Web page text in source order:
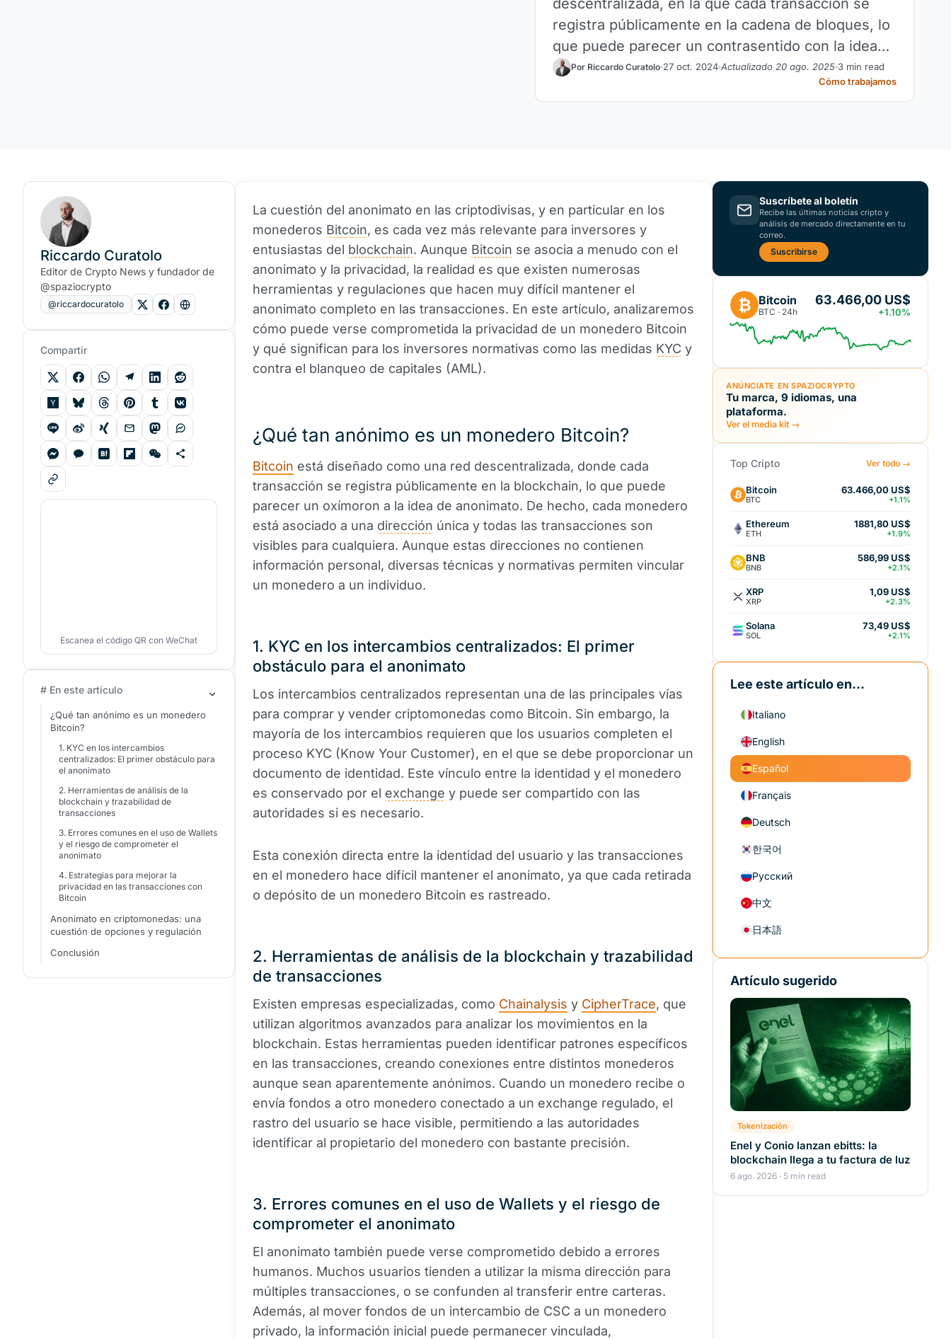
registra públicamente en la cadena de bloques, lo
que puede parecer un contrasentido con la idea
de anonimato.
Por Riccardo Curatolo 27 oct. 2024 Actualizado 20 ago. 2025 3 min read
Cómo trabajamos
La cuestión del anonimato en las criptodivisas, y en particular en los
monederos Bitcoin, es cada vez más relevante para inversores y
entusiastas del blockchain. Aunque Bitcoin se asocia a menudo con el
anonimato y la privacidad, la realidad es que existen numerosas
herramientas y regulaciones que hacen muy difícil mantener el
anonimato completo en las transacciones. En este artículo, analizaremos
cómo puede verse comprometida la privacidad de un monedero Bitcoin
y qué significan para los inversores normativas como las medidas KYC y
contra el blanqueo de capitales (AML).
¿Qué tan anónimo es un monedero Bitcoin?
Bitcoin está diseñado como una red descentralizada, donde cada
transacción se registra públicamente en la blockchain, lo que puede
parecer un oxímoron a la idea de anonimato. De hecho, cada monedero
está asociado a una dirección única y todas las transacciones son
visibles para cualquiera. Aunque estas direcciones no contienen
información personal, diversas técnicas y normativas permiten vincular
un monedero a un individuo.
1. KYC en los intercambios centralizados: El primer
obstáculo para el anonimato
Los intercambios centralizados representan una de las principales vías
para comprar y vender criptomonedas como Bitcoin. Sin embargo, la
mayoría de los intercambios requieren que los usuarios completen el
proceso KYC (Know Your Customer), en el que se debe proporcionar un
documento de identidad. Este vínculo entre la identidad y el monedero
es conservado por el exchange y puede ser compartido con las
autoridades si es necesario.
Esta conexión directa entre la identidad del usuario y las transacciones
en el monedero hace difícil mantener el anonimato, ya que cada retirada
o depósito de un monedero Bitcoin es rastreado.
2. Herramientas de análisis de la blockchain y trazabilidad
de transacciones
Existen empresas especializadas, como Chainalysis y CipherTrace, que
utilizan algoritmos avanzados para analizar los movimientos en la
blockchain. Estas herramientas pueden identificar patrones específicos
en las transacciones, creando conexiones entre distintos monederos
aunque sean aparentemente anónimos. Cuando un monedero recibe o
envía fondos a otro monedero conectado a un exchange regulado, el
rastro del usuario se hace visible, permitiendo a las autoridades
identificar al propietario del monedero con bastante precisión.
3. Errores comunes en el uso de Wallets y el riesgo de
comprometer el anonimato
El anonimato también puede verse comprometido debido a errores
humanos. Muchos usuarios tienden a utilizar la misma dirección para
múltiples transacciones, o se confunden al transferir entre carteras.
Además, al mover fondos de un intercambio de CSC a un monedero
privado, la información inicial puede permanecer vinculada,
Riccardo Curatolo
Editor de Crypto News y fundador de
@spaziocrypto
@riccardocuratolo
Compartir
Escanea el código QR con WeChat
# En este artículo
¿Qué tan anónimo es un monedero
Bitcoin?
1. KYC en los intercambios
centralizados: El primer obstáculo para
el anonimato
2. Herramientas de análisis de la
blockchain y trazabilidad de
transacciones
3. Errores comunes en el uso de Wallets
y el riesgo de comprometer el
anonimato
4. Estrategias para mejorar la
privacidad en las transacciones con
Bitcoin
Anonimato en criptomonedas: una
cuestión de opciones y regulación
Conclusión
Suscríbete al boletín
Recibe las últimas noticias cripto y
análisis de mercado directamente en tu
correo.
Suscribirse
₿ Bitcoin
BTC · 24h
63.466,00 US$
+1.10%
ANÚNCIATE EN SPAZIOCRYPTO
Tu marca, 9 idiomas, una
plataforma.
Ver el media kit →
Top Cripto Ver todo →
Bitcoin
BTC
63.466,00 US$
+1.1%
Ethereum
ETH
1881,80 US$
+1.9%
BNB
BNB
586,99 US$
+2.1%
XRP
XRP
1,09 US$
+2.3%
Solana
SOL
73,49 US$
+2.1%
Lee este artículo en...
Italiano
English
Español
Français
Deutsch
한국어
Русский
中文
日本語
Artículo sugerido
Tokenización
Enel y Conio lanzan ebitts: la
blockchain llega a tu factura de luz
6 ago. 2026 · 5 min read